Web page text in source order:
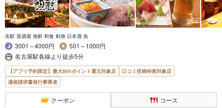
名駅 居酒屋 海鮮 和食 刺身 日本酒 魚
3001～4000円
501～1000円
名古屋駅各線より徒歩5分
【アプリ予約限定】最大800ポイント還元対象店
口コミ投稿特典対象店
適格請求書発行事業者
クーポン コース